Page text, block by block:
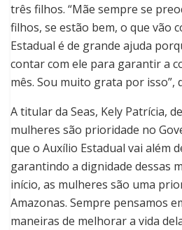
três filhos. “Mãe sempre se
filhos, se estão bem, o que vão
Estadual é de grande ajuda
contar com ele para garantir a
mês. Sou muito grata por isso”,
A titular da Seas, Kely Patrícia,
mulheres são prioridade no
que o Auxílio Estadual vai além
garantindo a dignidade dessas
início, as mulheres são uma
Amazonas. Sempre pensamos
maneiras de melhorar a vida